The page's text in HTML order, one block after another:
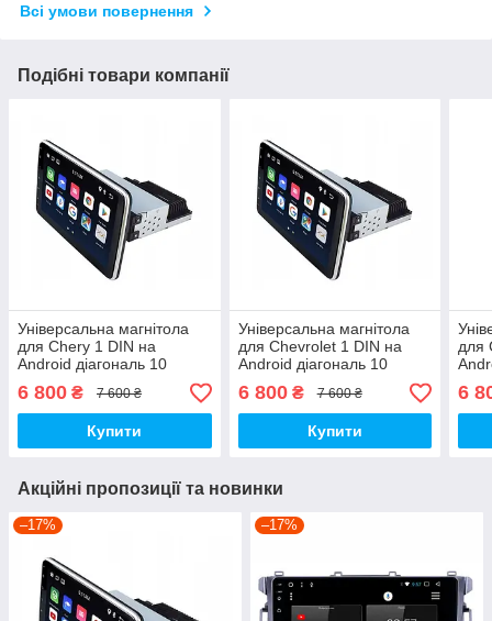
Всі умови повернення
Подібні товари компанії
Універсальна магнітола
для Chery 1 DIN на
Android діагональ 10
дюймів
6 800 ₴ 7 600 ₴
Купити
Універсальна магнітола
для Chevrolet 1 DIN на
Android діагональ 10
дюймів
6 800₴ 7 600 ₴
Купити
для
6
Акційні пропозиції та новинки
–17% –17%